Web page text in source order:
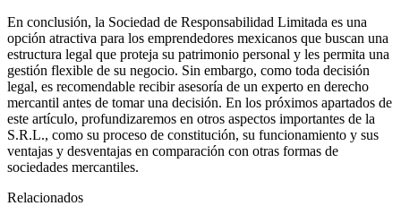
En conclusión, la Sociedad de Responsabilidad Limitada es una
opción atractiva para los emprendedores mexicanos que buscan una
estructura legal que proteja su patrimonio personal y les permita una
gestión flexible de su negocio. Sin embargo, como toda decisión
legal, es recomendable recibir asesoría de un experto en derecho
mercantil antes de tomar una decisión. En los próximos apartados de
este artículo, profundizaremos en otros aspectos importantes de la
S.R.L., como su proceso de constitución, su funcionamiento y sus
ventajas y desventajas en comparación con otras formas de
sociedades mercantiles.
Relacionados